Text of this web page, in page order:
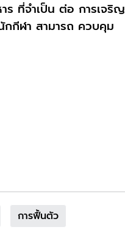
ร ที่จำเป็น ต่อ การเจริญ
กกีฬา สามารถ ควบคุม
การฟื้นตัว